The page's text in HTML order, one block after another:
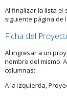
Al finalizar la lista el
siguiente página de
Ficha del
Al ingresar a un
nombre del mismo.
columnas:
A la izquierda,